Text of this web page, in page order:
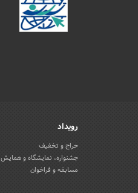
رویداد
حراج و تخفیف
جشنواره، نمایشگاه و همایش
مسابقه و فراخوان